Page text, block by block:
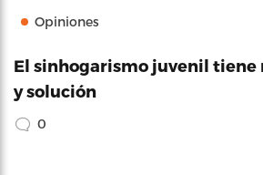
Opiniones
El sinhogarismo juvenil tiene
y solución
0